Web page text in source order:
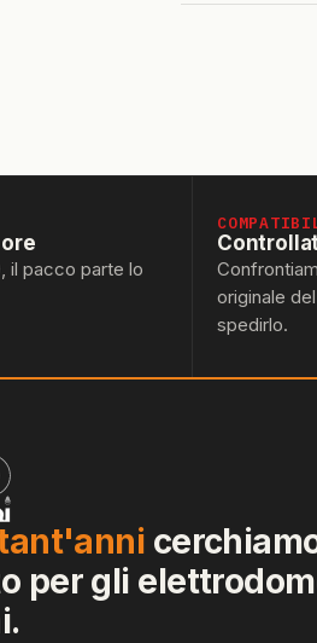
il pacco parte lo
originale
spedirlo.
per gli